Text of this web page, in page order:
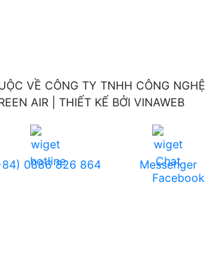
VỀ CÔNG TY TNHH CÔNG NGHỆ
AIR | THIẾT KẾ BỞI VINAWEB
0886 826 864 Messenger